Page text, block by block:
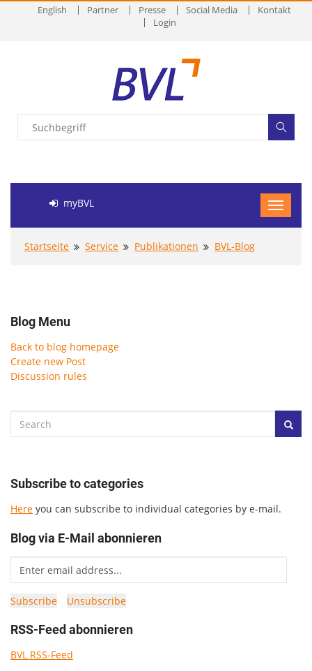
English Partner Presse Social Media
Kontakt
Login
myBVL
Startseite Service Publikationen BVL-Blog
Blog Menu
Back to blog homepage
Create new Post
Discussion rules
Subscribe to categories
Here you can subscribe to individual categories by e-mail.
Blog via E-Mail abonnieren
RSS-Feed abonnieren
BVL RSS-Feed